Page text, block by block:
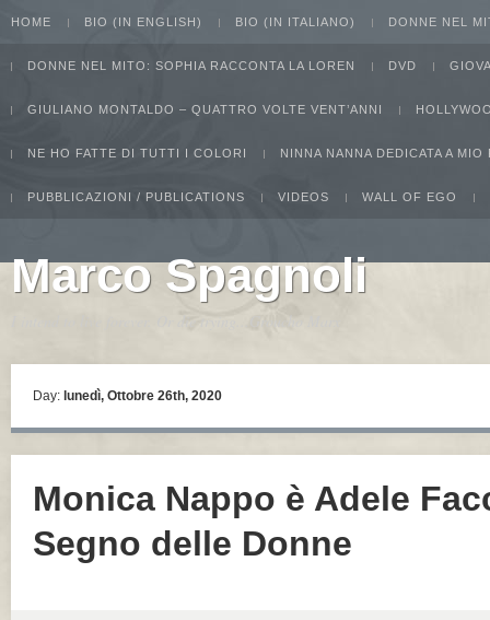
HOME BIO (IN ENGLISH) BIO (IN ITALIANO) DONNE NEL
DONNE NEL MITO: SOPHIA RACCONTA LA LOREN DVD
GIULIANO MONTALDO – QUATTRO VOLTE VENT’ANNI
NE HO FATTE DI TUTTI I COLORI NINNA NANNA DEDICATA A MIO
PUBBLICAZIONI / PUBLICATIONS VIDEOS WALL OF EGO
Marco Spagnoli
Day: lunedì, Ottobre 26th, 2020
Monica Nappo è Adele
Segno delle Donne